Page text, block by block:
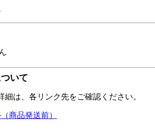
いて
は、各リンク先をご確認ください。
商品発送前）